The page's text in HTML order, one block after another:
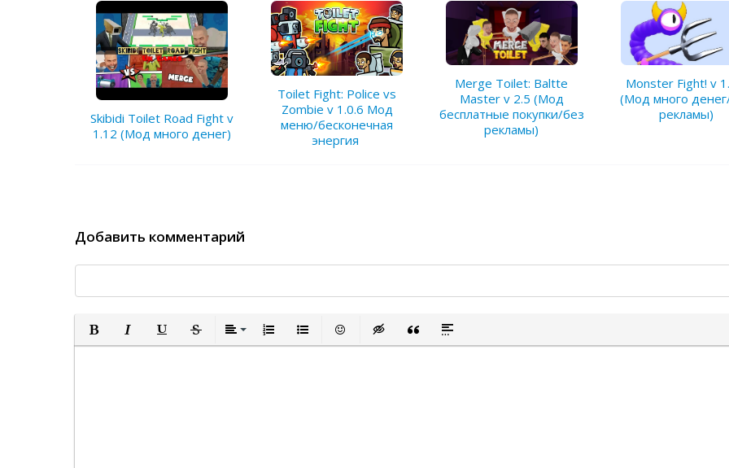
Skibidi Toilet Road Fight v
1.12 (Мод много денег)
Toilet Fight: Police vs
Zombie v 1.0.6 Мод
меню/бесконечная
энергия
Merge Toilet: Baltte
Master v 2.5 (Мод
бесплатные покупки/без
рекламы)
Monster Fight! v
(Мод много
рекламы)
Добавить комментарий
Полужирный
КурсивПодчеркнутый
ЗачеркнутыйВыравнивание
Нумерованный список
Маркированный список
Вставить смайлик
Вставка скрытого текста
Вставка цитаты
Вставка спойлера